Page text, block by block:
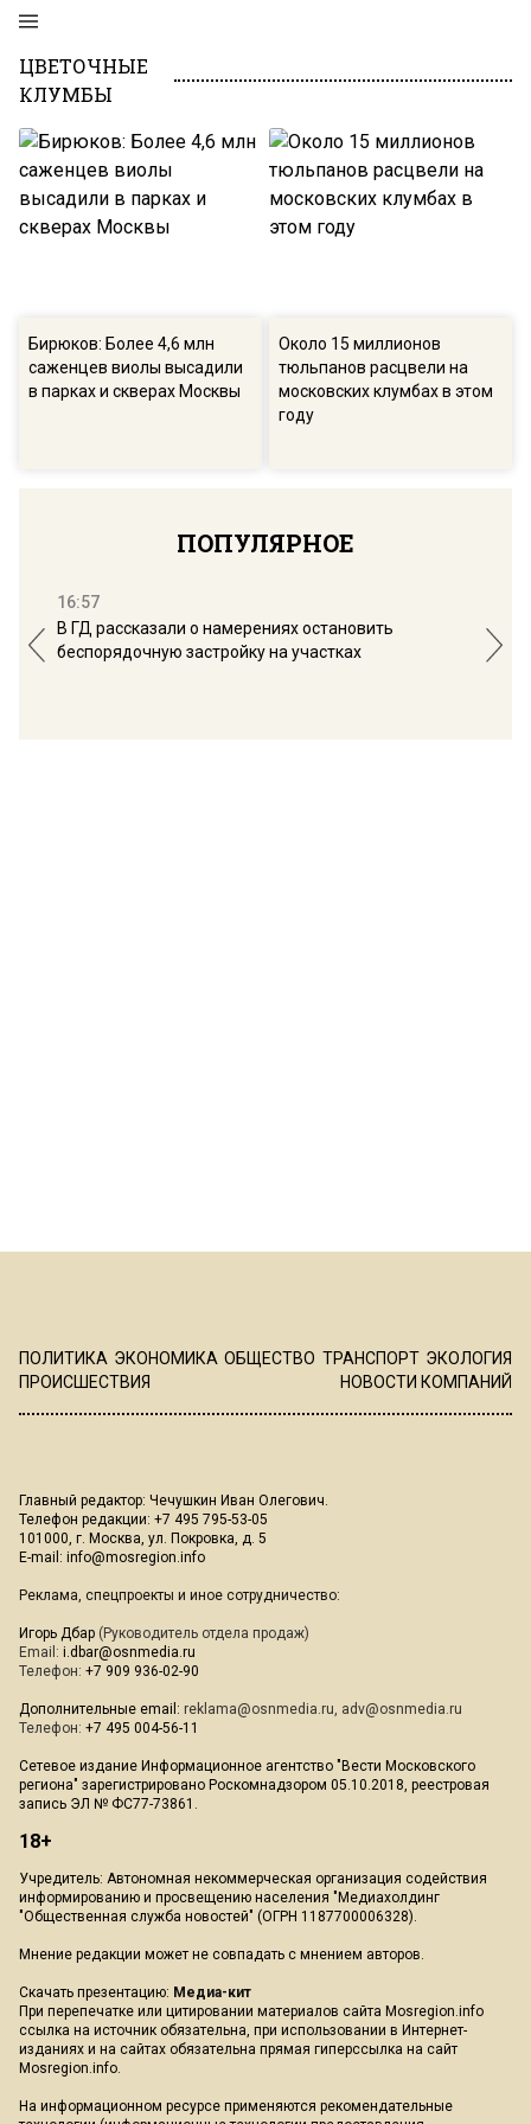
ЦВЕТОЧНЫЕ
КЛУМБЫ
Бирюков: Более 4,6 млн
саженцев виолы высадили
в парках и скверах Москвы
Около 15 миллионов
тюльпанов расцвели на
московских клумбах в этом
году
ПОПУЛЯРНОЕ
16:57
В ГД рассказали о намерениях остановить
беспорядочную застройку на участках
ПОЛИТИКА ЭКОНОМИКА ОБЩЕСТВО ТРАНСПОРТ ЭКОЛОГИЯ
ПРОИСШЕСТВИЯ
НОВОСТИ КОМПАНИЙ
Главный редактор: Чечушкин Иван Олегович.
Телефон редакции: +7 495 795-53-05
101000, г. Москва, ул. Покровка, д. 5
E-mail: info@mosregion.info
Реклама, спецпроекты и иное сотрудничество:
Игорь Дбар (Руководитель отдела продаж)
Email: i.dbar@osnmedia.ru
Телефон: +7 909 936-02-90
Дополнительные email: reklama@osnmedia.ru, adv@osnmedia.ru
Телефон: +7 495 004-56-11
Сетевое издание Информационное агентство "Вести Московского
региона" зарегистрировано Роскомнадзором 05.10.2018, реестровая
запись ЭЛ № ФС77-73861.
18+
Учредитель: Автономная некоммерческая организация содействия
информированию и просвещению населения "Медиахолдинг
"Общественная служба новостей" (ОГРН 1187700006328).
Мнение редакции может не совпадать с мнением авторов.
Скачать презентацию: Медиа-кит
При перепечатке или цитировании материалов сайта Mosregion.info
ссылка на источник обязательна, при использовании в Интернет-
изданиях и на сайтах обязательна прямая гиперссылка на сайт
Mosregion.info.
На информационном ресурсе применяются рекомендательные